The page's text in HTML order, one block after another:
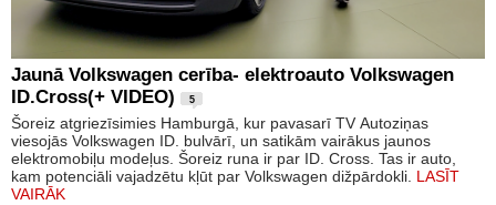
Jaunā Volkswagen cerība- elektroauto Volkswagen
ID.Cross(+ VIDEO)
5
Šoreiz atgriezīsimies Hamburgā, kur pavasarī TV Autoziņas
viesojās Volkswagen ID. bulvārī, un satikām vairākus jaunos
elektromobiļu modeļus. Šoreiz runa ir par ID. Cross. Tas ir auto,
kam potenciāli vajadzētu kļūt par Volkswagen dižpārdokli. LASĪT
VAIRĀK